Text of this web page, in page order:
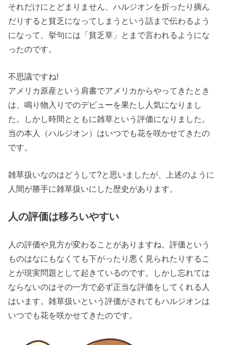
それだけにとどまりません、ハルジオンを折ったり摘ん
だりすると貧乏になってしまうという話まで伝わるよう
になって、挙句には「貧乏草 」とまで言われるようにな
ったのです。
不思議ですね!
アメリカ原産という肩書でアメリカからやってきたとき
は、鳴り物入りでのデビューを果たし人気になりまし
た。しかし時間とともに雑草という評価になりました。
当の本人（ハルジオン）はいつでも花を咲かせてきたの
です。
雑草扱いなのはどうして?と思いましたが、上述のように
人間が勝手に雑草扱いにした歴史があります。
人の評価は移ろいやすい
人の評価や見方が変わることがありますね。評価という
ものはなにもなくても下がったり悪く見られたりするこ
とが現実問題として起きているのです。しかし忘れては
ならないのはその一方で必ず正当な評価をしてくれる人
はいます。雑草扱いという評価がされてもハルジオンは
いつでも花を咲かせてきたのです。